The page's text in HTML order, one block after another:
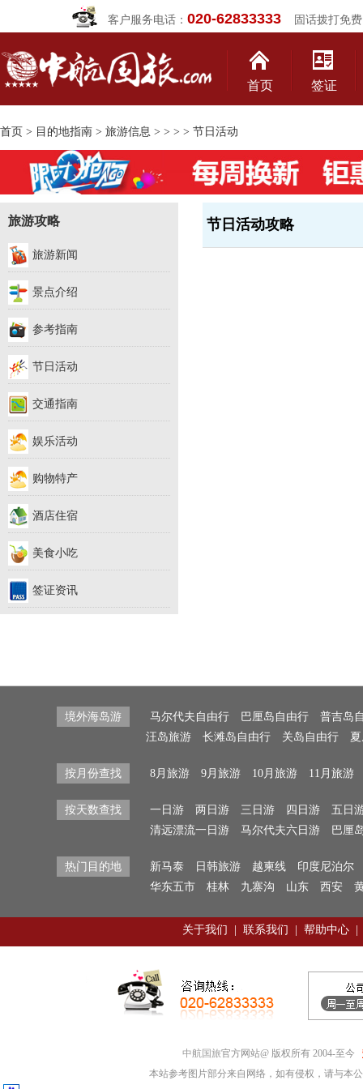
客户服务电话： 020-62833333固话拨打免费
首页 签证
首页 > 目的地指南 > 旅游信息 > > > > 节日活动
旅游攻略
旅游新闻
景点介绍
参考指南
节日活动
交通指南
娱乐活动
购物特产
酒店住宿
美食小吃
签证资讯
节日活动攻略
境外海岛游 马尔代夫自由行 巴厘岛自由行
普吉岛
汪岛旅游
长滩岛自由行 关岛自由行
按月份查找 8月旅游 9月旅游 10月旅游 11月旅游
按天数查找 一日游 两日游 三日游 四日游
五日
清远漂流一日游
马尔代夫六日游 巴厘
热门目的地 新马泰 日韩旅游 越柬线
印度尼泊尔
华东五市
桂林 九寨沟 山东 西安
关于我们 联系我们 帮助中心
中航国旅官方网站@ 版权所有 2004-至今
本站参考图片部分来自网络，如有侵权，请与本